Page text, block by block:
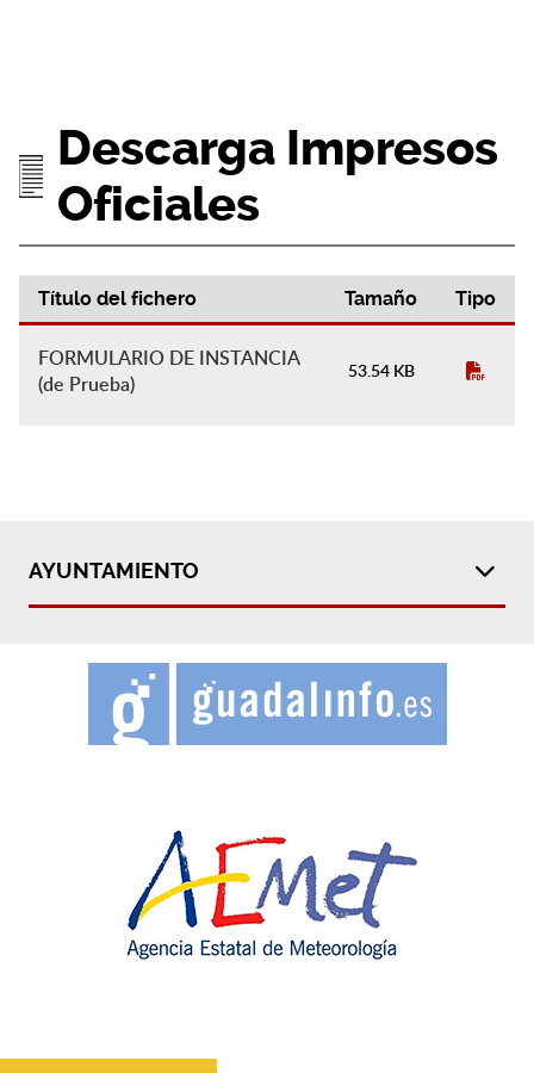
Descarga Impresos
Oficiales
Título del fichero Tamaño Tipo
FORMULARIO DE INSTANCIA
(de Prueba)
53.54 KB
AYUNTAMIENTO